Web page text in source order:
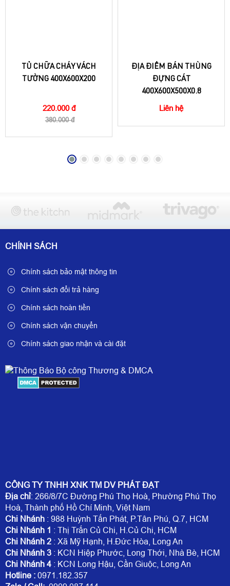
TỦ CHỮA CHÁY VÁCH
TƯỜNG 400X600X200
220.000 đ
380.000 đ
ĐỊA ĐIỂM BÁN THÙNG
ĐỰNG CÁT
400X600X500X0.8
Liên hệ
CÔNG TY TNHH XNK TM DV PHÁT ĐẠT
Địa chỉ: 266/8/7C Đường Phú Thọ Hoà, Phường Phú Thọ
Hoà, Thành phố Hồ Chí Minh, Việt Nam
Chi Nhánh : 988 Huỳnh Tấn Phát, P.Tân Phú, Q.7, HCM
Chi Nhánh 1 : Thị Trấn Củ Chi, H.Củ Chi, HCM
Chi Nhánh 2 : Xã Mỹ Hạnh, H.Đức Hòa, Long An
Chi Nhánh 3 : KCN Hiệp Phước, Long Thới, Nhà Bè, HCM
Chi Nhánh 4 : KCN Long Hậu, Cần Giuộc, Long An
Hotline : 0971.182.357
CHÍNH SÁCH
Chính sách bảo mật thông tin
Chính sách đổi trả hàng
Chính sách hoàn tiền
Chính sách vận chuyển
Chính sách giao nhận và cài đặt